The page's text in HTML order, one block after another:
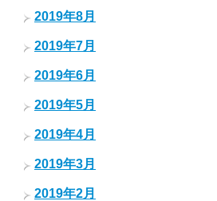
2019年8月
2019年7月
2019年6月
2019年5月
2019年4月
2019年3月
2019年2月